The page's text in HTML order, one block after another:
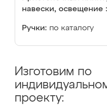
навески, освещение :
Ручки: по каталогу
Изготовим по
проекту: